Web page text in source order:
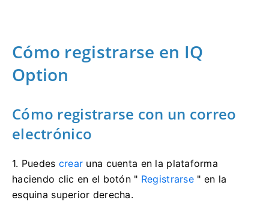
Cómo registrarse en IQ
Option
Cómo registrarse con un correo
electrónico
1. Puedes crear una cuenta en la plataforma
haciendo clic en el botón " Registrarse" en la
esquina superior derecha.